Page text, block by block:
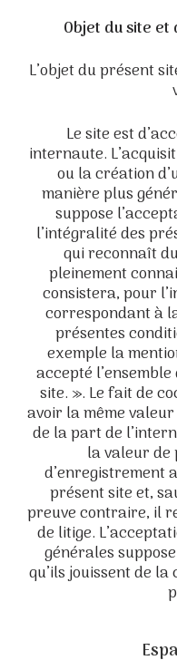
Objet du site
L’objet du présent
Le site est
internaute.
ou la création
manière plus
suppose
l’intégralité des
qui reconnaît
pleinement
consistera, pour
correspondant à
présentes
exemple la
accepté
site. ». Le fait de
avoir la même
de la part de
la valeur de
d’enregistrement
présent site et,
preuve contraire, il
de litige.
générales
qu’ils jouissent de